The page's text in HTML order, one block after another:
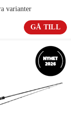
varianter
GÅ TILL